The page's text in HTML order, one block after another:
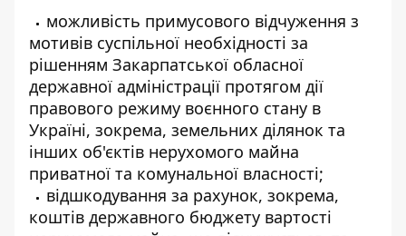
можливість примусового відчуження з
мотивів суспільної необхідності за
рішенням Закарпатської обласної
державної адміністрації протягом дії
правового режиму воєнного стану в
Україні, зокрема, земельних ділянок та
інших об'єктів нерухомого майна
приватної та комунальної власності;
відшкодування за рахунок, зокрема,
коштів державного бюджету вартості